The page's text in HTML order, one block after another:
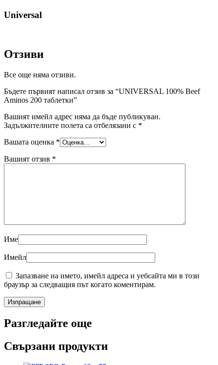
Universal
Отзиви
Все още няма отзиви.
Бъдете първият написал отзив за “UNIVERSAL 100% Beef
Aminos 200 таблетки”
Вашият имейл адрес няма да бъде публикуван.
Задължителните полета са отбелязани с *
Вашата оценка *
Вашият отзив *
Име
Имейл
Запазване на името, имейл адреса и уебсайта ми в този
браузър за следващия път когато коментирам.
Разгледайте още
Свързани продукти